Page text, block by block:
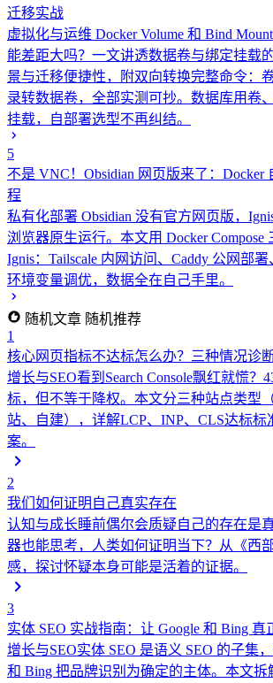
迁移实战
虚拟化与运维 Docker Volume 和 Bind
能差距大吗？一文讲透数据卷与绑定挂载
景与迁移便捷性，附双向转换完整命令：
录转数据卷，全部实测可抄。数据库用卷
挂载，自部署选型不再纠结。
5
不是 VNC！Obsidian 网页版来了：Docker
程
私有化部署 Obsidian 没有官方网页版，
浏览器原生运行。本文用 Docker Compose
Ignis：Tailscale 内网访问、Caddy 公网部署
环境变量调优，数据全在自己手里。
随机文章 随机推荐
1
核心网页指标不达标怎么办？三种情况诊
增长与SEO看到Search Console飘红就慌？
标，但不等于降权。本文分三种站点类型
站、自建），详解LCP、INP、CLS达标标
案。
2
我们如何证明自己真实存在
认知与成长睡前偶尔会质疑自己的存在是
器也能思考，人类如何证明当下？从《西
感，探讨怀疑本身可能是活着的证据。
3
实体 SEO 实战指南：让 Google 和 Bing 真
增长与SEO实体 SEO 是语义 SEO 的子集
和 Bing 把品牌识别为确定的主体。本文